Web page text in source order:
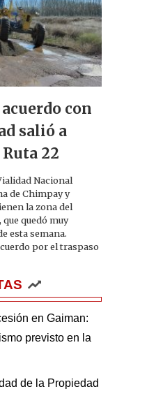
con
salió a
22
Nacional
de Chimpay y
la zona del
que quedó muy
esta semana.
por el traspaso
en Gaiman:
previsto en la
de la Propiedad